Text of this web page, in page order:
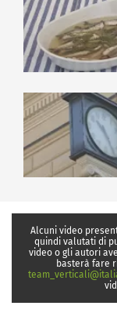
Alcuni video
quindi valutati di
video o gli autori
basterà fare